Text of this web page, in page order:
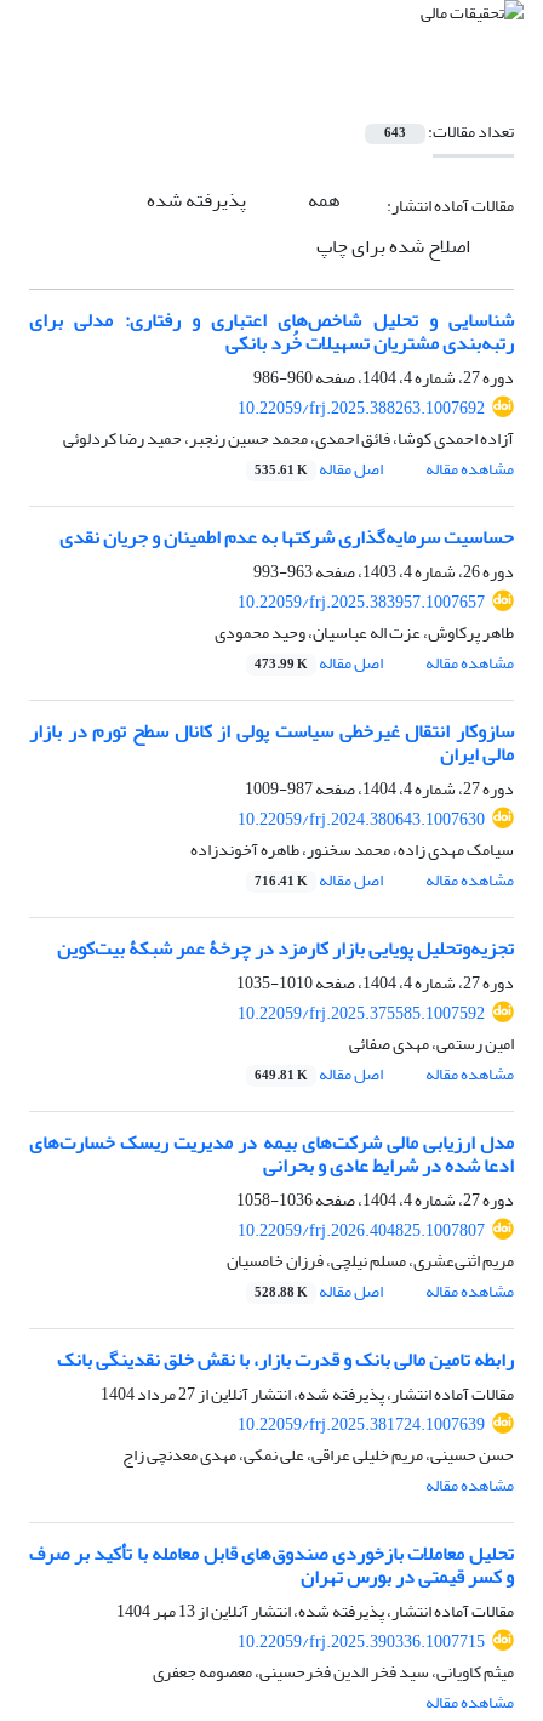
تعداد مقالات: 643
مقالات آماده انتشار: همه
پذیرفته شده
اصلاح شده برای چاپ
شناسایی و تحلیل شاخص‌های اعتباری و رفتاری: مدلی برای
رتبه‌بندی مشتریان تسهیلات خُرد بانکی
دوره 27، شماره 4، 1404، صفحه
960-986
10.22059/frj.2025.388263.1007692
آزاده احمدی کوشا، فائق احمدی، محمد حسین رنجبر، حمید رضا کردلوئی
مشاهده مقاله
اصل مقاله 535.61 K
حساسیت سرمایه‌گذاری شرکت‏ها به عدم ‏اطمینان و جریان نقدی
دوره 26، شماره 4، 1403، صفحه
963-993
10.22059/frj.2025.383957.1007657
طاهر پرکاوش، عزت اله عباسیان، وحید محمودی
مشاهده مقاله
اصل مقاله 473.99 K
سازوکار انتقال غیرخطی سیاست پولی از کانال سطح تورم در بازار
مالی ایران
دوره 27، شماره 4، 1404، صفحه
987-1009
10.22059/frj.2024.380643.1007630
سیامک مهدی زاده، محمد سخنور، طاهره آخوندزاده
مشاهده مقاله
اصل مقاله 716.41 K
تجزیه‌‌و‌تحلیل پویایی بازار کارمزد در چرخۀ عمر شبکۀ بیت‌‌کوین
دوره 27، شماره 4، 1404، صفحه
1010-1035
10.22059/frj.2025.375585.1007592
امین رستمی، مهدی صفائی
مشاهده مقاله
اصل مقاله 649.81 K
مدل ارزیابی مالی شرکت‏‌های بیمه در مدیریت ریسک خسارت‌‌های
ادعا شده در شرایط عادی و بحرانی
دوره 27، شماره 4، 1404، صفحه
1036-1058
10.22059/frj.2026.404825.1007807
مریم اثنی‌عشری، مسلم نیلچی، فرزان خامسیان
مشاهده مقاله
اصل مقاله 528.88 K
رابطه تامین مالی بانک و قدرت بازار، با نقش خلق نقدینگی بانک
مقالات آماده انتشار، پذیرفته شده، انتشار آنلاین از27 مرداد 1404
10.22059/frj.2025.381724.1007639
حسن حسینی، مریم خلیلی عراقی، علی نمکی، مهدی معدنچی زاج
مشاهده مقاله
تحلیل معاملات بازخوردی صندوق‌های قابل معامله با تأکید بر صرف
و کسر قیمتی در بورس تهران
مقالات آماده انتشار، پذیرفته شده، انتشار آنلاین از13 مهر 1404
10.22059/frj.2025.390336.1007715
میثم کاویانی، سید فخر الدین فخرحسینی، معصومه جعفری
مشاهده مقاله